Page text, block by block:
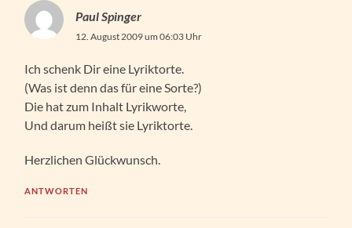
Paul Spinger
12. August 2009 um 06:03 Uhr
Ich schenk Dir eine Lyriktorte.
(Was ist denn das für eine Sorte?)
Die hat zum Inhalt Lyrikworte,
Und darum heißt sie Lyriktorte.
Herzlichen Glückwunsch.
ANTWORTEN